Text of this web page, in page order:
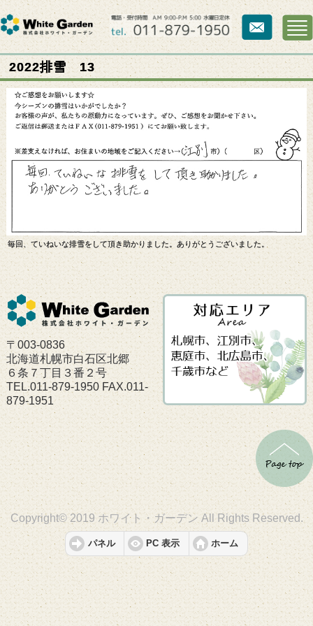
2022排雪 13
毎回、ていねいな排雪をして頂き助かりました。ありがとうございました。
〒003-0836
北海道札幌市白石区北郷
６条７丁目３番２号
TEL.011-879-1950 FAX.011-
879-1951
Copyright© 2019 ホワイト・ガーデン All Rights Reserved.
パネル PC 表示 ホーム